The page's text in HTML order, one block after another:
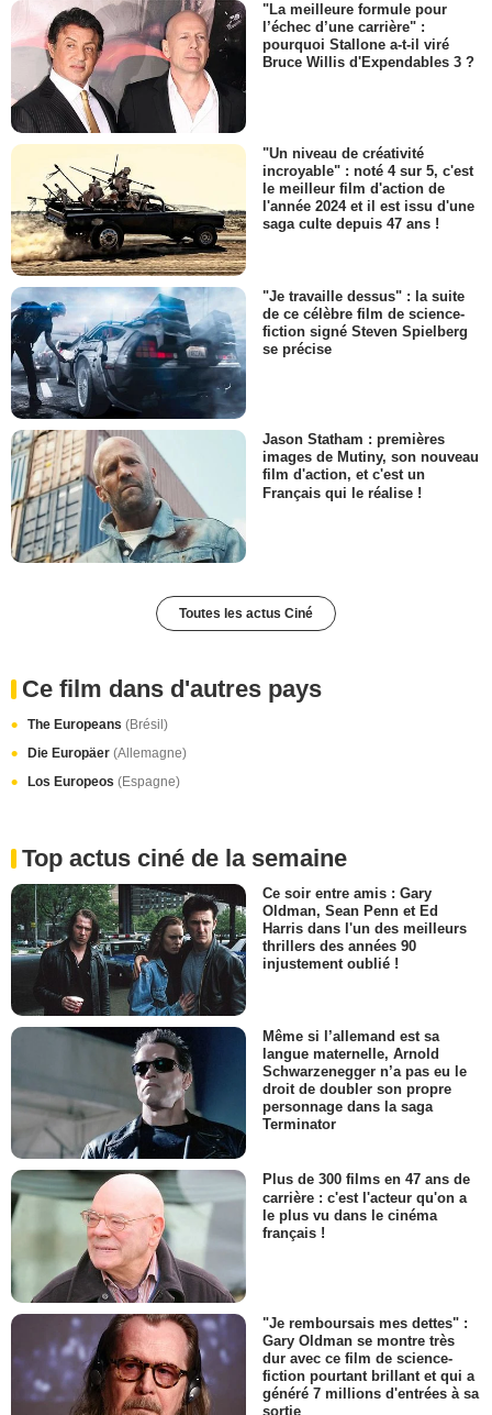
"La meilleure formule pour
l’échec d’une carrière" :
pourquoi Stallone a-t-il viré
Bruce Willis d'Expendables 3 ?
"Un niveau de créativité
incroyable" : noté 4 sur 5, c'est
le meilleur film d'action de
l'année 2024 et il est issu d'une
saga culte depuis 47 ans !
"Je travaille dessus" : la suite
de ce célèbre film de science-
fiction signé Steven Spielberg
se précise
Jason Statham : premières
images de Mutiny, son nouveau
film d'action, et c'est un
Français qui le réalise !
Toutes les actus Ciné
Ce film dans d'autres pays
The Europeans (Brésil)
Die Europäer (Allemagne)
Los Europeos (Espagne)
Top actus ciné de la semaine
Ce soir entre amis : Gary
Oldman, Sean Penn et Ed
Harris dans l'un des meilleurs
thrillers des années 90
injustement oublié !
Même si l’allemand est sa
langue maternelle, Arnold
Schwarzenegger n’a pas eu le
droit de doubler son propre
personnage dans la saga
Terminator
Plus de 300 films en 47 ans de
carrière : c'est l'acteur qu'on a
le plus vu dans le cinéma
français !
"Je remboursais mes dettes" :
Gary Oldman se montre très
dur avec ce film de science-
fiction pourtant brillant et qui a
généré 7 millions d'entrées à sa
sortie